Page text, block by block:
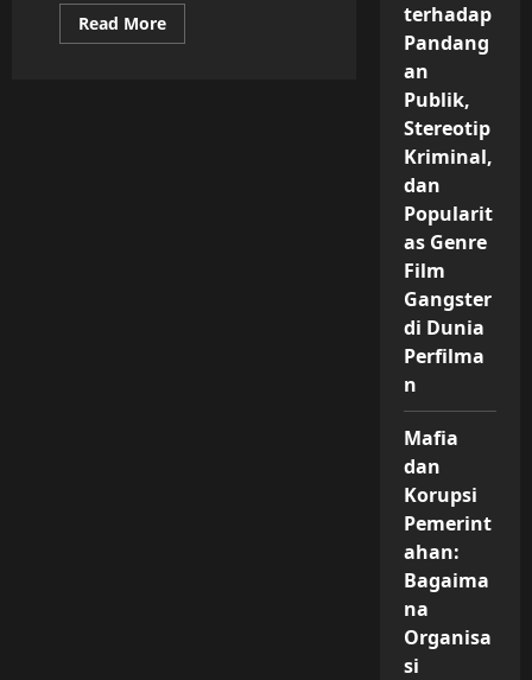
Read MoreRead
more
terhadap
Pandang
an
Publik,
Stereotip
Kriminal,
dan
Popularit
as Genre
Film
Gangster
di Dunia
Perfilma
n
Mafia
dan
Korupsi
Pemerint
ahan:
Bagaima
na
Organisa
si